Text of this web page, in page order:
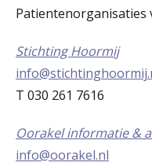
Patientenorganisaties
Stichting Hoormij
T 030 261 7616
Oorakel informatie &
info@oorakel.nl